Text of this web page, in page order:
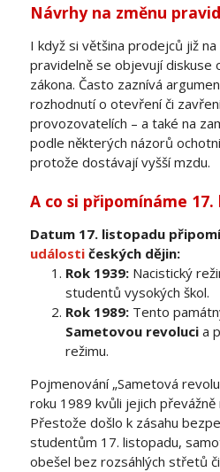
Návrhy na změnu
I když si většina prodejců již
pravidelně se objevují diskuse
zákona. Často zaznívá
rozhodnutí o otevření či
provozovatelích – a také na
podle některých názorů
protože dostávají vyšší mzdu.
A co si připomínáme 17.
Datum 17. listopadu
událostičeských dějin:
Rok 1939:Nacistický
studentů vysokých škol.
Rok 1989:Tento
Sametovou revolucia
režimu.
Pojmenování „Sametová
roku 1989 kvůli jejich převážně
Přestože došlo k zásahu
studentům 17. listopadu,
obešel bez rozsáhlých střetů